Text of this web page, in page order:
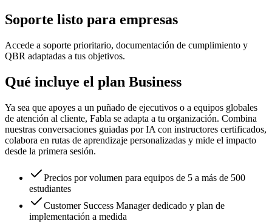
Soporte listo para empresas
Accede a soporte prioritario, documentación de cumplimiento y
QBR adaptadas a tus objetivos.
Qué incluye el plan Business
Ya sea que apoyes a un puñado de ejecutivos o a equipos globales
de atención al cliente, Fabla se adapta a tu organización. Combina
nuestras conversaciones guiadas por IA con instructores certificados,
colabora en rutas de aprendizaje personalizadas y mide el impacto
desde la primera sesión.
Precios por volumen para equipos de 5 a más de 500
estudiantes
Customer Success Manager dedicado y plan de
implementación a medida